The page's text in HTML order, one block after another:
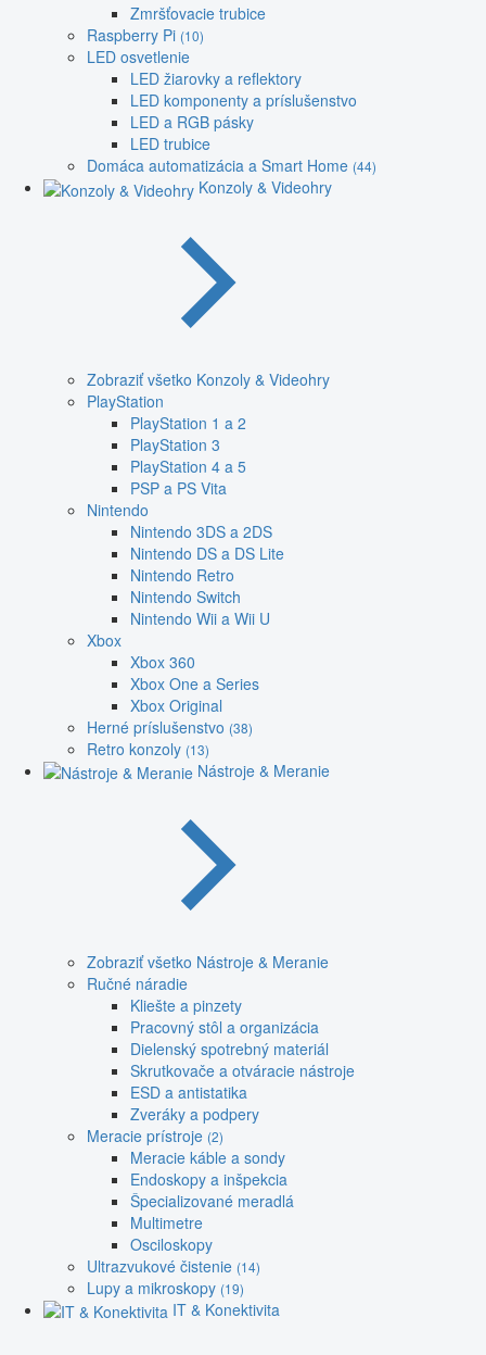
Zmršťovacie trubice
Raspberry Pi (10)
LED osvetlenie
LED žiarovky a reflektory
LED komponenty a príslušenstvo
LED a RGB pásky
LED trubice
Domáca automatizácia a Smart Home (44)
Konzoly & Videohry
Zobraziť všetko Konzoly & Videohry
PlayStation
PlayStation 1 a 2
PlayStation 3
PlayStation 4 a 5
PSP a PS Vita
Nintendo
Nintendo 3DS a 2DS
Nintendo DS a DS Lite
Nintendo Retro
Nintendo Switch
Nintendo Wii a Wii U
Xbox
Xbox 360
Xbox One a Series
Xbox Original
Herné príslušenstvo (38)
Retro konzoly (13)
Nástroje & Meranie
Zobraziť všetko Nástroje & Meranie
Ručné náradie
Kliešte a pinzety
Pracovný stôl a organizácia
Dielenský spotrebný materiál
Skrutkovače a otváracie nástroje
ESD a antistatika
Zveráky a podpery
Meracie prístroje (2)
Meracie káble a sondy
Endoskopy a inšpekcia
Špecializované meradlá
Multimetre
Osciloskopy
Ultrazvukové čistenie (14)
Lupy a mikroskopy (19)
IT & Konektivita